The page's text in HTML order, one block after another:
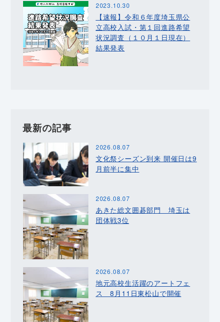
2023.10.30
【速報】令和６年度埼玉県公
立高校入試・第１回進路希望
状況調査（１０月１日現在）
結果発表
最新の記事
2026.08.07
文化祭シーズン到来 開催日は9
月前半に集中
2026.08.07
あきた総文囲碁部門 埼玉は
団体戦3位
2026.08.07
地元高校生活躍のアートフェ
ス 8月11日東松山で開催